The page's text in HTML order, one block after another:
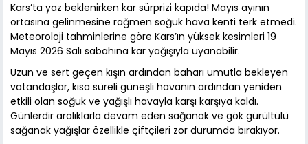
Kars’ta yaz beklenirken kar sürprizi kapıda! Mayıs ayının
ortasına gelinmesine rağmen soğuk hava kenti terk etmedi.
Meteoroloji tahminlerine göre Kars’ın yüksek kesimleri 19
Mayıs 2026 Salı sabahına kar yağışıyla uyanabilir.
Uzun ve sert geçen kışın ardından baharı umutla bekleyen
vatandaşlar, kısa süreli güneşli havanın ardından yeniden
etkili olan soğuk ve yağışlı havayla karşı karşıya kaldı.
Günlerdir aralıklarla devam eden sağanak ve gök gürültülü
sağanak yağışlar özellikle çiftçileri zor durumda bırakıyor.